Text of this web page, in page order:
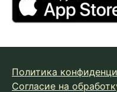
Политика
Согласие на